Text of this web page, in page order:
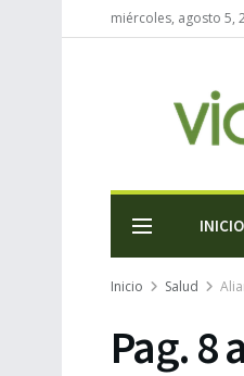
miércoles, agosto 5,
INICIO
Inicio Salud
Pag. 8